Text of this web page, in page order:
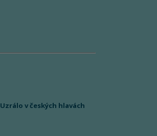
Uzrálo v českých hlavách